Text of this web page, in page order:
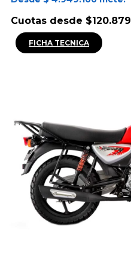
Cuotas desde $120.879
FICHA TECNICA